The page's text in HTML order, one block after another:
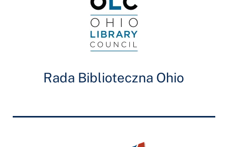
Rada Biblioteczna Ohio